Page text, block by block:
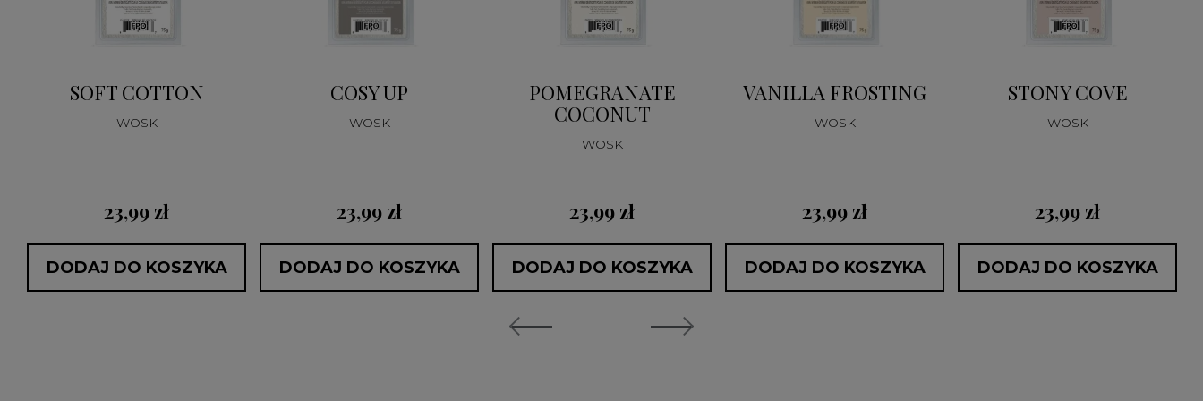
SOFT COTTON
WOSK
23,99 zł
DODAJ DO KOSZYKA
COSY UP
WOSK
23,99 zł
DODAJ DO KOSZYKA
POMEGRANATE
COCONUT
WOSK
23,99 zł
DODAJ DO KOSZYKA
VANILLA FROSTING
WOSK
23,99 zł
DODAJ DO KOSZYKA
STONY COVE
WOSK
23,99 zł
DODAJ DO KOSZYKA